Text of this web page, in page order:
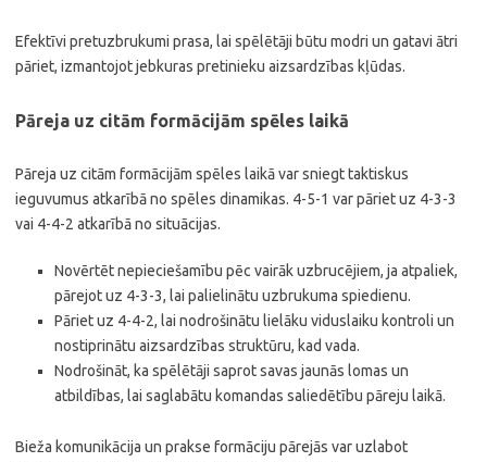
Efektīvi pretuzbrukumi prasa, lai spēlētāji būtu modri un gatavi ātri
pāriet, izmantojot jebkuras pretinieku aizsardzības kļūdas.
Pāreja uz citām formācijām spēles laikā
Pāreja uz citām formācijām spēles laikā var sniegt taktiskus
ieguvumus atkarībā no spēles dinamikas. 4-5-1 var pāriet uz 4-3-3
vai 4-4-2 atkarībā no situācijas.
Novērtēt nepieciešamību pēc vairāk uzbrucējiem, ja atpaliek,
pārejot uz 4-3-3, lai palielinātu uzbrukuma spiedienu.
Pāriet uz 4-4-2, lai nodrošinātu lielāku viduslaiku kontroli un
nostiprinātu aizsardzības struktūru, kad vada.
Nodrošināt, ka spēlētāji saprot savas jaunās lomas un
atbildības, lai saglabātu komandas saliedētību pāreju laikā.
Bieža komunikācija un prakse formāciju pārejās var uzlabot